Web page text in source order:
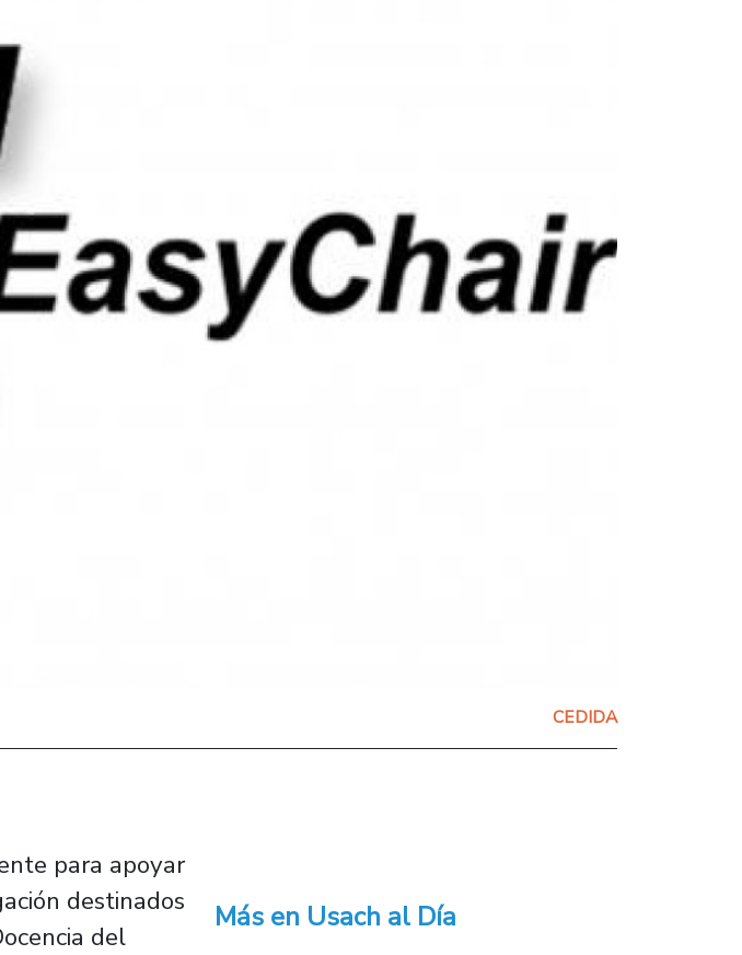
CEDIDA
para apoyar
destinados
del
Más en Usach al Día